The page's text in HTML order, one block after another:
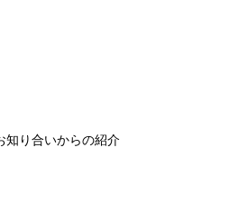
、これをお客様の個人データと紐
囲で、お客様情報を弊社のグルー
だきますが、必要最低限の項目に
知り合いからの紹介